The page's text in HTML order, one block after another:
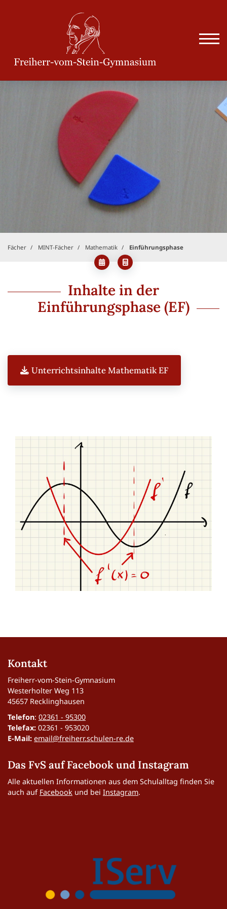
Fächer MINT-Fächer Mathematik Einführungsphase
Inhalte in der
Einführungsphase (EF)
Unterrichtsinhalte Mathematik EF
Kontakt
Freiherr-vom-Stein-Gymnasium
Westerholter Weg 113
45657 Recklinghausen
Telefon: 02361 - 95300
Telefax: 02361 - 953020
E-Mail: email@freiherr.schulen-re.de
Das FvS auf Facebook und Instagram
Alle aktuellen Informationen aus dem Schulalltag finden Sie
auch auf Facebook und bei Instagram.